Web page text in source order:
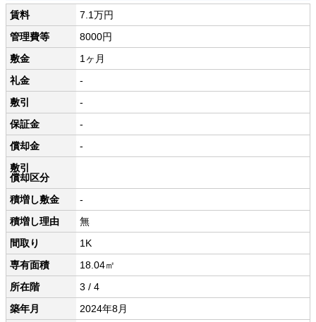
賃料
7.1万円
管理費等
8000円
敷金
1ヶ月
礼金
-
敷引
-
保証金
-
償却金
-
敷引
償却区分
積増し敷金
-
積増し理由
無
間取り
1K
専有面積
18.04㎡
所在階
3 / 4
築年月
2024年8月